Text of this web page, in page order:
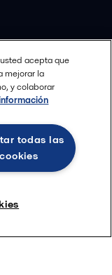
acepta que
mejorar la
y colaborar
todas las
cookies